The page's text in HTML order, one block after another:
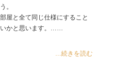
。
屋と全て同じ仕様にすること
かと思います。……
...続きを読む